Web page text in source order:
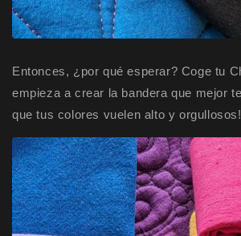
Entonces, ¿por qué esperar? Coge tu
empieza a crear la bandera que mejor
que tus colores vuelen alto y orgullosos!